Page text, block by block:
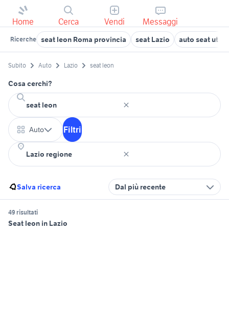
Home Cerca Vendi Messaggi
Ricerche seat leon Roma provincia seat Lazio auto seat
Subito Auto Lazio seat leon
Cosa cerchi?
Auto Filtri
Salva ricerca Dal più recente
49 risultati
Seat leon in Lazio